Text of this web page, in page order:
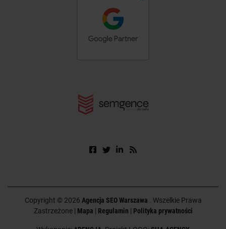
Copyright © 2026 Agencja SEO Warszawa . Wszelkie Prawa
Zastrzeżone | Mapa | Regulamin | Polityka prywatności